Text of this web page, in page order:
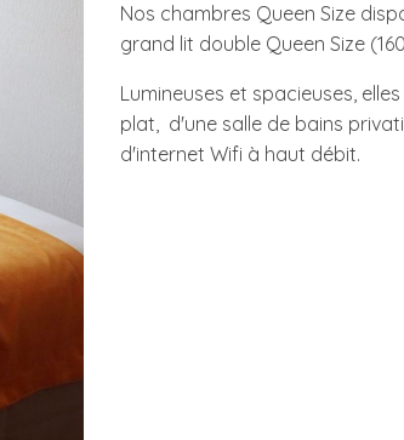
Nos chambres Queen Size
grand lit double Queen Size
Lumineuses et spacieuses,
plat, d'une salle de bains
d'internet Wifi à haut débit.